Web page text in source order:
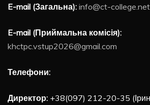
E-mail (Загальна): info@ct-college.net
E-mail (Приймальна комісія):
khctpc.vstup2026@gmail.com
Телефони:
Директор: +38(097) 212-20-35